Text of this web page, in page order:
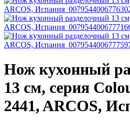
Нож кухонный
13 см, серия
2441, ARCOS,